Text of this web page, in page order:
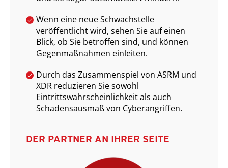
Wenn eine neue Schwachstelle
veröffentlicht wird, sehen Sie auf einen
Blick, ob Sie betroffen sind, und können
Gegenmaßnahmen einleiten.
Durch das Zusammenspiel von ASRM und
XDR reduzieren Sie sowohl
Eintrittswahrscheinlichkeit als auch
Schadensausmaß von Cyberangriffen.
DER PARTNER AN IHRER SEITE